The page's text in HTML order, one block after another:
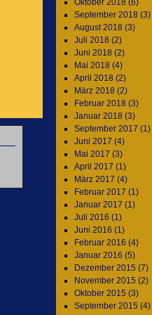
Oktober 2018 (6)
September 2018 (3)
August 2018 (3)
Juli 2018 (2)
Juni 2018 (2)
Mai 2018 (4)
April 2018 (2)
März 2018 (2)
Februar 2018 (3)
Januar 2018 (3)
September 2017 (1)
Juni 2017 (4)
Mai 2017 (3)
April 2017 (1)
März 2017 (4)
Februar 2017 (1)
Januar 2017 (1)
Juli 2016 (1)
Juni 2016 (1)
Februar 2016 (4)
Januar 2016 (5)
Dezember 2015 (7)
November 2015 (2)
Oktober 2015 (3)
September 2015 (4)